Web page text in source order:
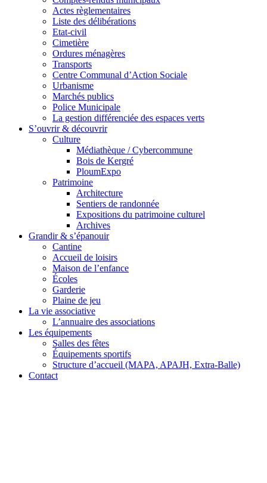
Actes règlementaires
Liste des délibérations
Etat-civil
Cimetière
Ordures ménagères
Transports
Centre Communal d’Action Sociale
Urbanisme
Marchés publics
Police Municipale
La gestion différenciée des espaces verts
S’ouvrir & découvrir
Culture
Médiathèque / Cybercommune
Bois de Kergré
PloumExpo
Patrimoine
Architecture
Sentiers de randonnée
Expositions du patrimoine culturel
Archives
Grandir & s’épanouir
Cantine
Accueil de loisirs
Maison de l’enfance
Écoles
Garderie
Plaine de jeu
La vie associative
L’annuaire des associations
Les équipements
Salles des fêtes
Équipements sportifs
Structure d’accueil (MAPA, APAJH, Extra-Balle)
Contact